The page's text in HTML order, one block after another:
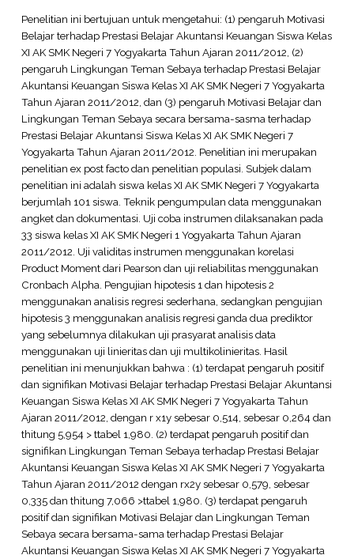
Penelitian ini bertujuan untuk mengetahui: (1) pengaruh Motivasi
Belajar terhadap Prestasi Belajar Akuntansi Keuangan Siswa Kelas
XI AK SMK Negeri 7 Yogyakarta Tahun Ajaran 2011/2012, (2)
pengaruh Lingkungan Teman Sebaya terhadap Prestasi Belajar
Akuntansi Keuangan Siswa Kelas XI AK SMK Negeri 7 Yogyakarta
Tahun Ajaran 2011/2012, dan (3) pengaruh Motivasi Belajar dan
Lingkungan Teman Sebaya secara bersama-sasma terhadap
Prestasi Belajar Akuntansi Siswa Kelas XI AK SMK Negeri 7
Yogyakarta Tahun Ajaran 2011/2012. Penelitian ini merupakan
penelitian ex post facto dan penelitian populasi. Subjek dalam
penelitian ini adalah siswa kelas XI AK SMK Negeri 7 Yogyakarta
berjumlah 101 siswa. Teknik pengumpulan data menggunakan
angket dan dokumentasi. Uji coba instrumen dilaksanakan pada
33 siswa kelas XI AK SMK Negeri 1 Yogyakarta Tahun Ajaran
2011/2012. Uji validitas instrumen menggunakan korelasi
Product Moment dari Pearson dan uji reliabilitas menggunakan
Cronbach Alpha. Pengujian hipotesis 1 dan hipotesis 2
menggunakan analisis regresi sederhana, sedangkan pengujian
hipotesis 3 menggunakan analisis regresi ganda dua prediktor
yang sebelumnya dilakukan uji prasyarat analisis data
menggunakan uji linieritas dan uji multikolinieritas. Hasil
penelitian ini menunjukkan bahwa : (1) terdapat pengaruh positif
dan signifikan Motivasi Belajar terhadap Prestasi Belajar Akuntansi
Keuangan Siswa Kelas XI AK SMK Negeri 7 Yogyakarta Tahun
Ajaran 2011/2012, dengan r x1y sebesar 0,514, sebesar 0,264 dan
thitung 5,954 > ttabel 1,980. (2) terdapat pengaruh positif dan
signifikan Lingkungan Teman Sebaya terhadap Prestasi Belajar
Akuntansi Keuangan Siswa Kelas XI AK SMK Negeri 7 Yogyakarta
Tahun Ajaran 2011/2012 dengan rx2y sebesar 0,579, sebesar
0,335 dan thitung 7,066 >ttabel 1,980. (3) terdapat pengaruh
positif dan signifikan Motivasi Belajar dan Lingkungan Teman
Sebaya secara bersama-sama terhadap Prestasi Belajar
Akuntansi Keuangan Siswa Kelas XI AK SMK Negeri 7 Yogyakarta